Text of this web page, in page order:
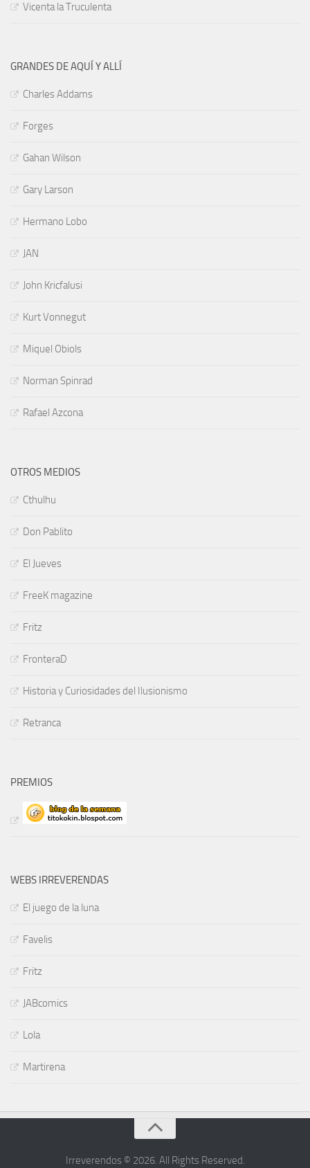
Vicenta la Truculenta
GRANDES DE AQUÍ Y ALLÍ
Charles Addams
Forges
Gahan Wilson
Gary Larson
Hermano Lobo
JAN
John Kricfalusi
Kurt Vonnegut
Miquel Obiols
Norman Spinrad
Rafael Azcona
OTROS MEDIOS
Cthulhu
Don Pablito
El Jueves
FreeK magazine
Fritz
FronteraD
Historia y Curiosidades del Ilusionismo
Retranca
PREMIOS
WEBS IRREVERENDAS
El juego de la luna
Favelis
Fritz
JABcomics
Lola
Martirena
Irreverendos © 2026. All Rights Reserved.